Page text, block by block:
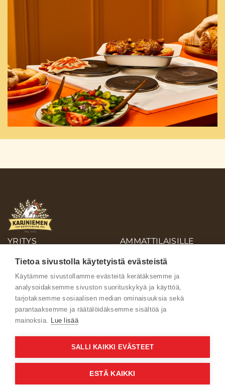
YRITYS
AMMATTILAISILLE
AINEISTOPANKKI
Ota yhteyttä
Käyttöehdot
Verkkoselailun tietosuojaseloste
Tietoa sivustolla käytetyistä evästeistä
Käytämme sivustollamme evästeitä kerätäksemme ja
analysoidaksemme sivuston suorituskykyä ja käyttöä,
tarjotaksemme sosiaalisen median ominaisuuksia sekä
parantaaksemme ja räätälöidäksemme sisältöä ja
mainoksia. Lue lisää
SALLI KAIKKI EVÄSTEET
ESTÄ KAIKKI